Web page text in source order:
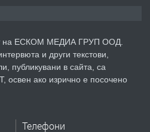
преди 4 дни
парцел в гр. Хасково кв.
на ЕСКОМ МЕДИА ГРУП ООД.
и други текстови,
публикувани в сайта, са
освен ако изрично е посочено
Телефони